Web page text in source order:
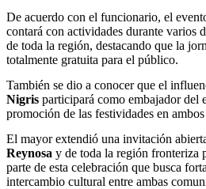
De acuerdo con el funcionario, el
contará con actividades durante varios
de toda la región, destacando que la
totalmente gratuita para el público.
También se dio a conocer que el
Nigris participará como embajador del
promoción de las festividades en
El mayor extendió una invitación
Reynosa y de toda la región fronteriza
parte de esta celebración que busca
intercambio cultural entre ambas